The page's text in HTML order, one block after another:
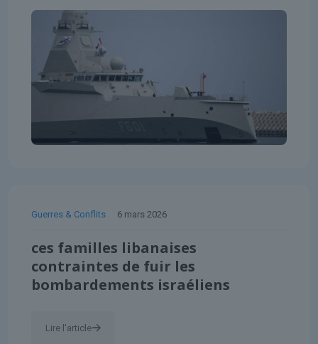
Guerres & Conflits 6 mars 2026
ces familles libanaises
contraintes de fuir les
bombardements israéliens
Lire l'article